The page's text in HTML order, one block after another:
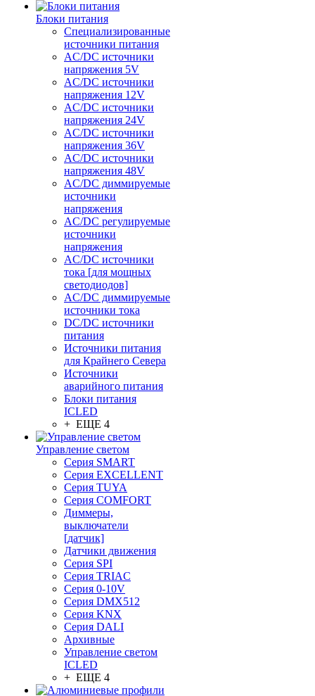
Блоки питания
Специализированные
источники питания
AC/DC источники
напряжения 5V
AC/DC источники
напряжения 12V
AC/DC источники
напряжения 24V
AC/DC источники
напряжения 36V
AC/DC источники
напряжения 48V
AC/DC диммируемые
источники
напряжения
AC/DC регулируемые
источники
напряжения
AC/DC источники
тока [для мощных
светодиодов]
AC/DC диммируемые
источники тока
DC/DC источники
питания
Источники питания
для Крайнего Севера
Источники
аварийного питания
Блоки питания
ICLED
+ ЕЩЕ 4
Управление светом
Серия SMART
Серия EXCELLENT
Серия TUYA
Серия COMFORT
Диммеры,
выключатели
[датчик]
Датчики движения
Серия SPI
Серия TRIAC
Серия 0-10V
Серия DMX512
Серия KNX
Серия DALI
Архивные
Управление светом
ICLED
+ ЕЩЕ 4